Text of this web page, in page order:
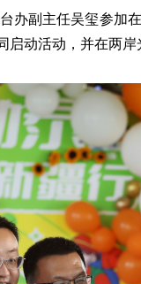
办副主任吴玺参
启动活动，并在两